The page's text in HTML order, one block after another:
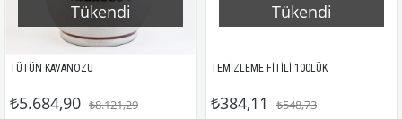
Tükendi
TÜTÜN KAVANOZU
₺5.684,90 ₺8.121,29
Tükendi
TEMİZLEME FİTİLİ 100LÜK
₺384,11 ₺548,73